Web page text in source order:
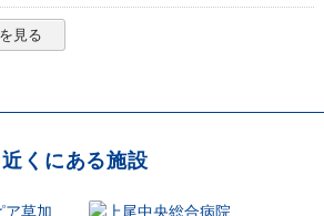
見る
近くにある施設